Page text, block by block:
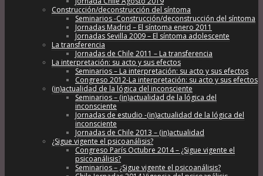
Construcción/deconstrucción del síntoma
Seminarios -Construcción/deconstrucción del síntoma
Jornadas Madrid – El síntoma enero 2011
Jornadas Sevilla 2009 – El síntoma adolescente
La transferencia
Jornadas de Chile 2011 – La transferencia
La interpretación: su acto y sus efectos
Seminarios – La interpretación: su acto y sus efectos
Congreso 2012-La interpretación: su acto y sus efectos
(in)actualidad de la lógica del inconsciente
Seminarios – (in)actualidad de la lógica del
inconsciente
Jornadas de estudio -(in)actualidad de la lógica del
inconsciente
Jornadas de Chile 2013 – (in)actualidad
¿Sigue vigente el psicoanálisis?
Congreso París Octubre 2014 – ¿Sigue vigente el
psicoanálisis?
Seminarios – ¿Sigue vigente el psicoanálisis?